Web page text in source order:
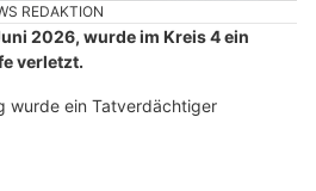
REDAKTION
2026, wurde im Kreis 4 ein
verletzt.
wurde ein Tatverdächtiger